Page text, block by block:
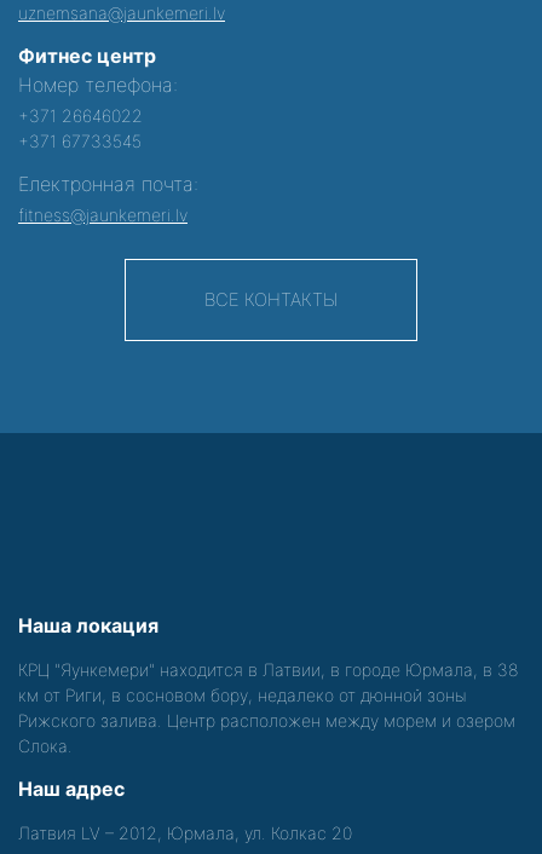
uznemsana@jaunkemeri.lv
Фитнес центр
Номер телефона:
+371 26646022
+371 67733545
Електронная почта:
fitness@jaunkemeri.lv
ВСЕ КОНТАКТЫ
Наша локация
КРЦ "Яункемери" находится в Латвии, в городе Юрмала, в 38
км от Риги, в сосновом бору, недалеко от дюнной зоны
Рижского залива. Центр расположен между морем и озером
Слока.
Наш адрес
Латвия LV – 2012, Юрмала, ул. Колкас 20